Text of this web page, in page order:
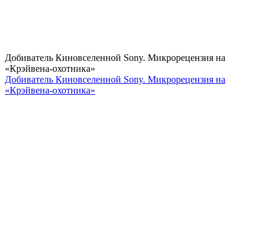
Добиватель Киновселенной Sony. Микрорецензия на
«Крэйвена-охотника»
Добиватель Киновселенной Sony. Микрорецензия на
«Крэйвена-охотника»